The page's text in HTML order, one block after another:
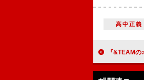
高中正義
『&TEAMのオ